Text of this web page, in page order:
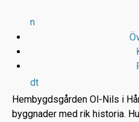
n
dt
Hembygdsgården Ol-Nils i
byggnader med rik historia.